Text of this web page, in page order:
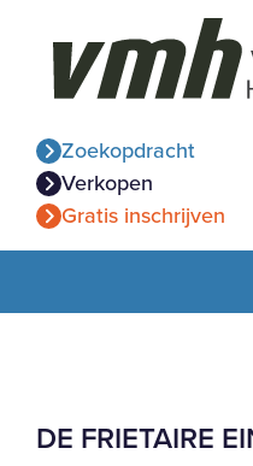
Zoekopdracht
Verkopen
Gratis inschrijven
DE FRIETAIRE